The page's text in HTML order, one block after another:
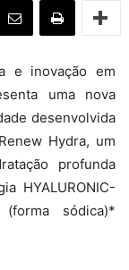
e inovação em
uma nova
desenvolvida
Hydra, um
profunda
HYALURONIC-
sódica)*